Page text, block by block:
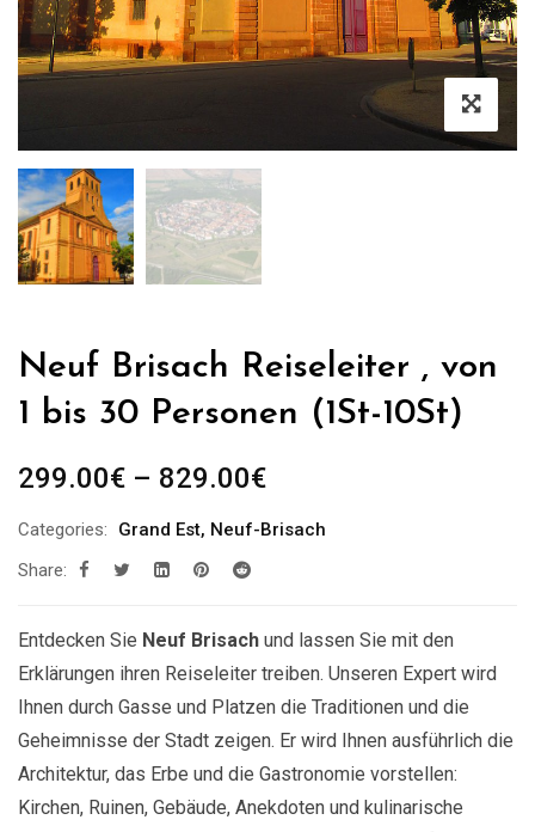
Neuf Brisach Reiseleiter , von
1 bis 30 Personen (1St-10St)
299.00€ – 829.00€Preisspanne:
bis
Categories: Grand Est, Neuf-Brisach
Share:
Entdecken Sie Neuf Brisach und lassen Sie mit den
Erklärungen ihren Reiseleiter treiben. Unseren Expert wird
Ihnen durch Gasse und Platzen die Traditionen und die
Geheimnisse der Stadt zeigen. Er wird Ihnen ausführlich die
Architektur, das Erbe und die Gastronomie vorstellen:
Kirchen, Ruinen, Gebäude, Anekdoten und kulinarische